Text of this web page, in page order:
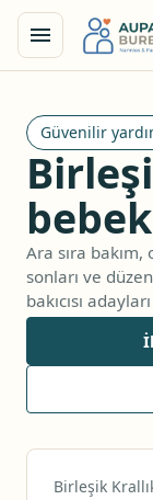
Güvenilir
bebek
Ara sıra
sonları ve
bakıcısı
Birleşik